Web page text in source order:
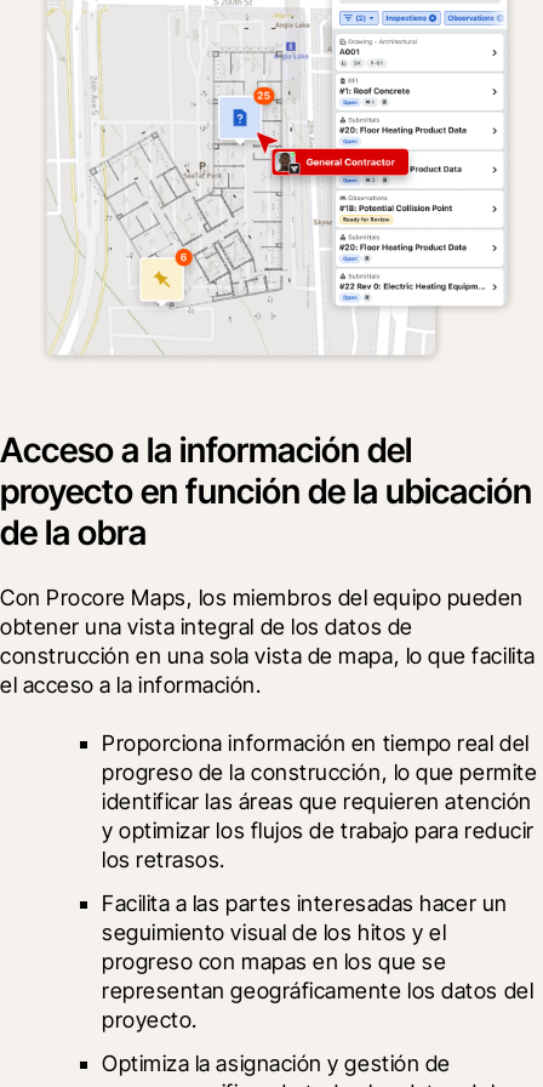
Acceso a la información del
proyecto en función de la ubicación
de la obra
Con Procore Maps, los miembros del equipo pueden
obtener una vista integral de los datos de
construcción en una sola vista de mapa, lo que facilita
el acceso a la información.
Proporciona información en tiempo real del
progreso de la construcción, lo que permite
identificar las áreas que requieren atención
y optimizar los flujos de trabajo para reducir
los retrasos.
Facilita a las partes interesadas hacer un
seguimiento visual de los hitos y el
progreso con mapas en los que se
representan geográficamente los datos del
proyecto.
Optimiza la asignación y gestión de